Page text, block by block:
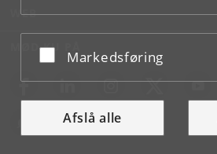
Acceptér eller afslå
Markedsføring
Afslå alle
WEB
MØD KU PÅ